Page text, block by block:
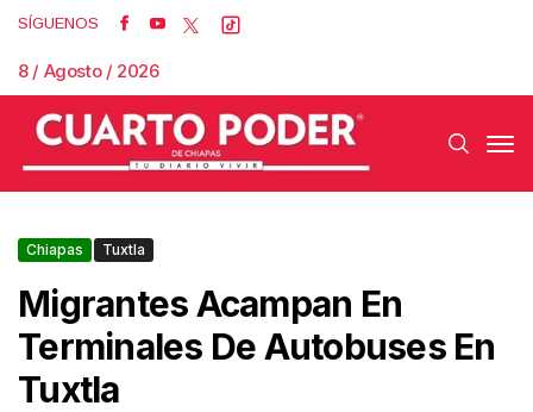
SÍGUENOS
8 / Agosto / 2026
Chiapas Tuxtla
Migrantes Acampan En
Terminales De Autobuses En
Tuxtla